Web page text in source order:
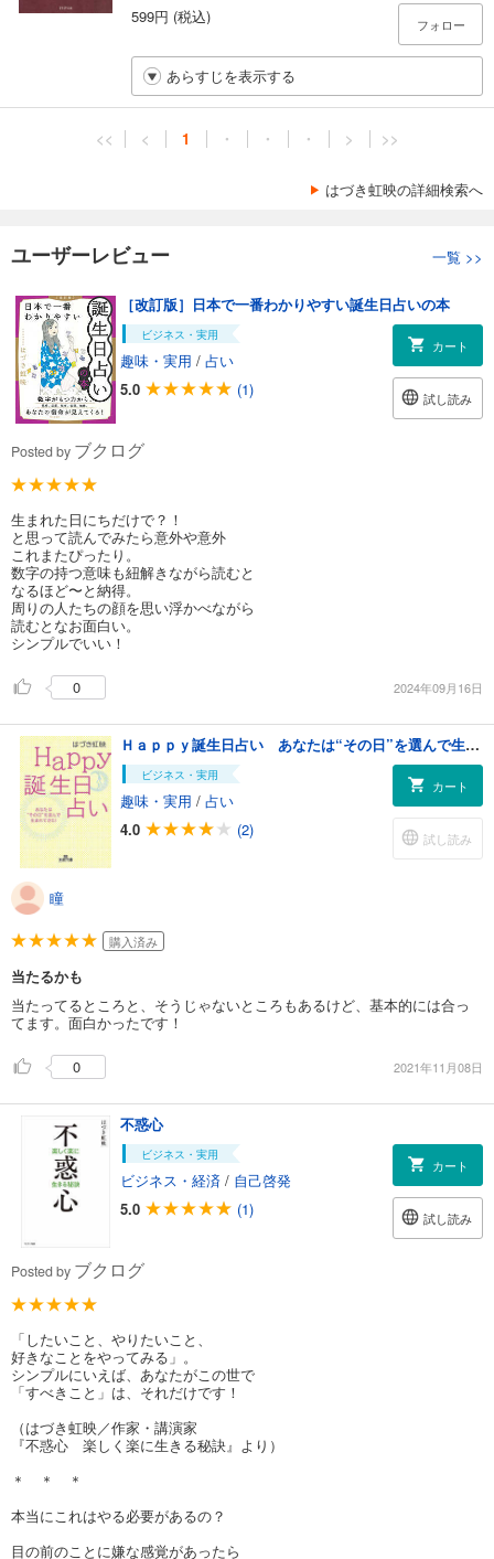
599円 (税込)
フォロー
あらすじを表示する
<< < 1 ・ ・ ・ > >>
はづき虹映の詳細検索へ
ユーザーレビュー 一覧 >>
［改訂版］日本で一番わかりやすい誕生日占いの本
ビジネス・実用
趣味・実用 / 占い
5.0
(1)
カート
試し読み
Posted by ブクログ
生まれた日にちだけで？！
と思って読んでみたら意外や意外
これまたぴったり。
数字の持つ意味も紐解きながら読むと
なるほど〜と納得。
周りの人たちの顔を思い浮かべながら
読むとなお面白い。
シンプルでいい！
0 2024年09月16日
Ｈａｐｐｙ誕生日占い あなたは“その日”を選んで生まれてきた！
ビジネス・実用
趣味・実用 / 占い
4.0
(2)
カート
試し読み
瞳
購入済み
当たるかも
当たってるところと、そうじゃないところもあるけど、基本的には合っ
てます。面白かったです！
0 2021年11月08日
不惑心
ビジネス・実用
ビジネス・経済 / 自己啓発
5.0
(1)
カート
試し読み
Posted by ブクログ
「したいこと、やりたいこと、
好きなことをやってみる」。
シンプルにいえば、あなたがこの世で
「すべきこと」は、それだけです！
（はづき虹映／作家・講演家
『不惑心 楽しく楽に生きる秘訣』より）
＊ ＊ ＊
本当にこれはやる必要があるの？
目の前のことに嫌な感覚があったら